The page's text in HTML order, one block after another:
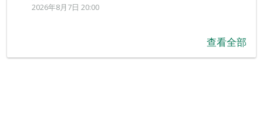
2026年8月7日 20:00
查看全部